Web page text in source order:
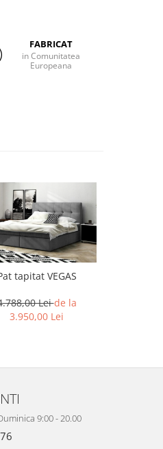
FABRICAT
in Comunitatea
Europeana
tapitat VEGAS
Leide la
3.950,00 Lei
9:00 - 20.00